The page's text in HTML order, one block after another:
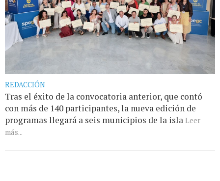
REDACCIÓN
Tras el éxito de la convocatoria anterior, que contó
con más de 140 participantes, la nueva edición de
programas llegará a seis municipios de la isla Leer
más...